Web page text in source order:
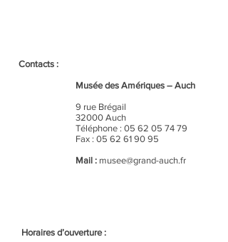
Contacts :
Musée des Amériques – Auch
9 rue Brégail
32000 Auch
Téléphone : 05 62 05 74 79
Fax : 05 62 61 90 95
Mail : musee@grand-auch.fr
Horaires d’ouverture :